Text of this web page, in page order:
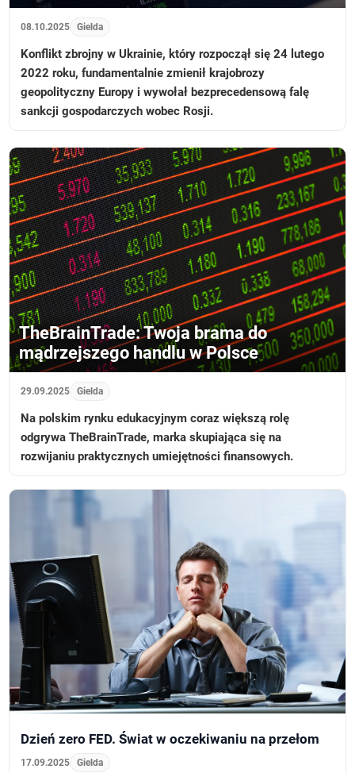
08.10.2025 Gielda
Konflikt zbrojny w Ukrainie, który rozpoczął się 24 lutego
2022 roku, fundamentalnie zmienił krajobrozy
geopolityczny Europy i wywołał bezprecedensową falę
sankcji gospodarczych wobec Rosji.
TheBrainTrade: Twoja brama do
mądrzejszego handlu w Polsce
29.09.2025 Gielda
Na polskim rynku edukacyjnym coraz większą rolę
odgrywa TheBrainTrade, marka skupiająca się na
rozwijaniu praktycznych umiejętności finansowych.
Dzień zero FED. Świat w oczekiwaniu na przełom
17.09.2025 Gielda